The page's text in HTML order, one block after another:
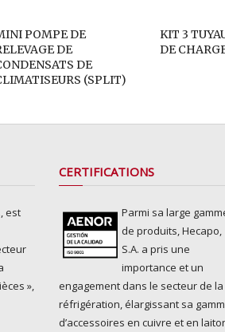
POMPE DE
DE
DE
(SPLIT)
KIT 3
DE
est
»,
CERTIFICATIONS
Parmi sa large
de produits, Hecapo,
S.A. a pris une
importance et un
engagement dans le secteur de la
réfrigération, élargissant sa
d’accessoires en cuivre et en